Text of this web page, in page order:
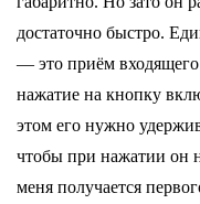
достаточно быстро.
— это приём
нажатие на кнопку
этом его нужно
чтобы при нажатии он
меня получается